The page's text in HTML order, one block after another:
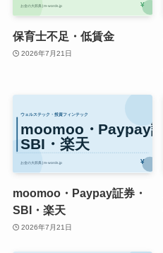
保育士不足・低賃金
2026年7月21日
moomoo・Paypay証券・
SBI・楽天
2026年7月21日